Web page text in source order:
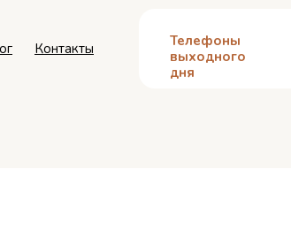
Контакты
Телефоны
выходного
дня